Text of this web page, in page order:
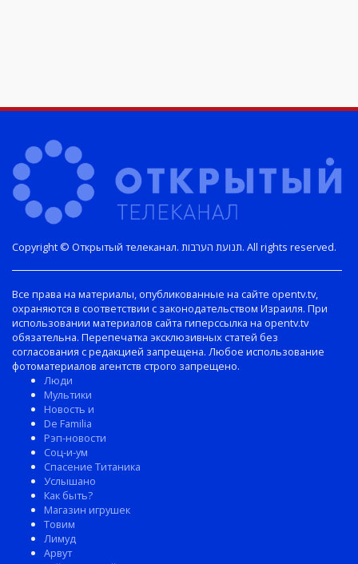
Copyright © Открытый телеканал. תנועת הערבות. All rights reserved.
Все права на материалы, опубликованные на сайте opentv.tv,
охраняются в соответствии с законодательством Израиля. При
использовании материалов сайта гиперссылка на opentv.tv
обязательна. Перепечатка эксклюзивных статей без
согласования с редакцией запрещена. Любое использование
фотоматериалов агентств строго запрещено.
Люди
Мультики
Новость и
De Familia
Рэп-новости
Соц-и-ум
Спасение Титаника
Услышано
Как быть?
Магазин игрушек
Товим
Лимуд
Арвут